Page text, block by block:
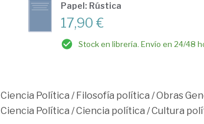
Papel: Rústica
17,90 €
Stock en librería. Envío en 24/48
Ciencia Política /Filosofía política /Obras
Ciencia Política /Ciencia política /Cultura